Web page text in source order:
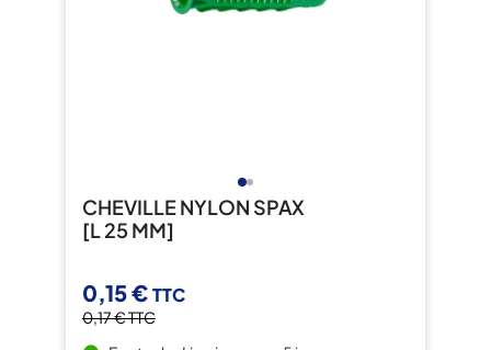
CHEVILLE NYLON SPAX
[L 25 MM]
0,15 €TTC
0,17 €TTC